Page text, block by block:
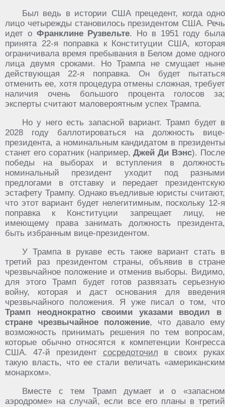
Был ведь в истории США прецедент, когда одно
лицо четырежды становилось президентом США. Речь
идет о Франклине Рузвельте. Но в 1951 году была
принята 22-я поправка к Конституции США, которая
ограничивала время пребывания в Белом доме одного
лица двумя сроками. Но Трампа не смущает ныне
действующая 22-я поправка. Он будет пытаться
отменить ее, хотя процедура отмены сложная, требует
наличия очень большого процента голосов за;
эксперты считают маловероятным успех Трампа.
Но у него есть запасной вариант. Трамп будет в
2028 году баллотироваться на должность вице-
президента, а номинальным кандидатом в президенты
станет его соратник (например,Джей Ди Вэнс). После
победы на выборах и вступления в должность
номинальный президент уходит под разными
предлогами в отставку и передает президентскую
эстафету Трампу. Однако въедливые юристы считают,
что этот вариант будет нелегитимным, поскольку 12-я
поправка к Конституции запрещает лицу, не
имеющему права занимать должность президента,
быть избранным вице-президентом.
У Трампа в рукаве есть также вариант стать в
третий раз президентом страны, объявив в стране
чрезвычайное положение и отменив выборы. Видимо,
для этого Трамп будет готов развязать серьезную
войну, которая и даст основания для введения
чрезвычайного положения. Я уже писал о том, что
Трамп неоднократно своими указами вводил в
стране чрезвычайное положение, что давало ему
возможность принимать решения по тем вопросам,
которые обычно относятся к компетенции Конгресса
США. 47-й президент сосредоточил в своих руках
такую власть, что ее стали величать «американским
монархом».
Вместе с тем Трамп думает и о «запасном
аэродроме» на случай, если все его планы в третий